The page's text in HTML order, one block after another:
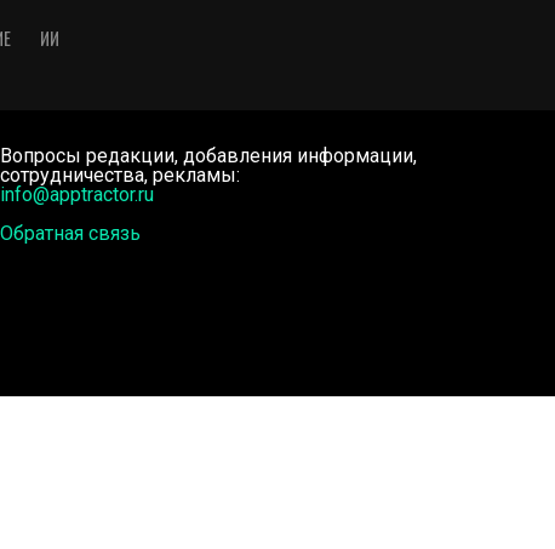
ИИ
Вопросы редакции, добавления информации,
сотрудничества, рекламы:
info@apptractor.ru
Обратная связь